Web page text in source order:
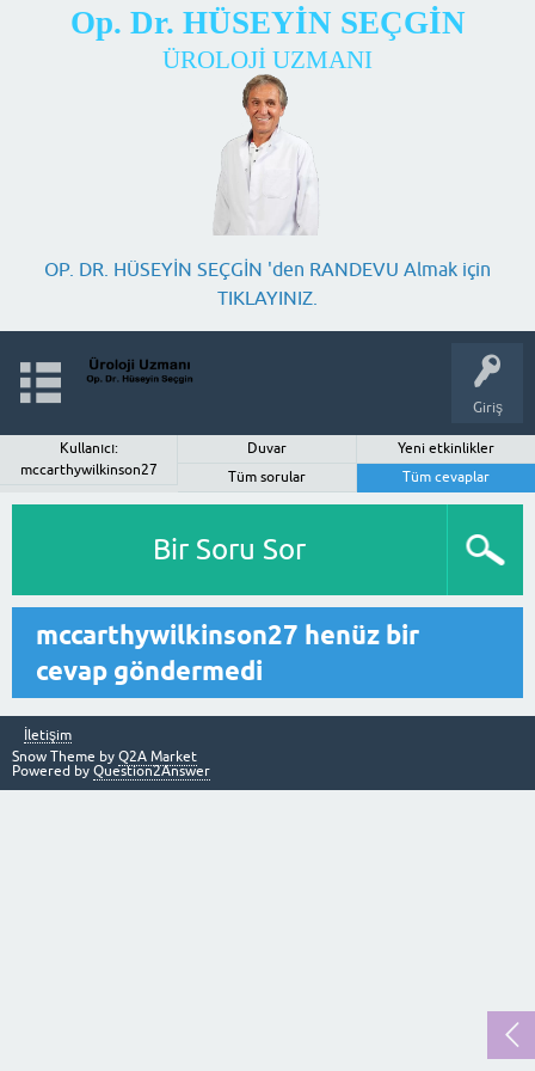
Op. Dr. HÜSEYİN SEÇGİN
ÜROLOJİ UZMANI
OP. DR. HÜSEYİN SEÇGİN 'den RANDEVU Almak için
TIKLAYINIZ.
Giriş
Kullanıcı:
mccarthywilkinson27
Duvar
Yeni etkinlikler
Tüm sorular
Tüm cevaplar
Bir Soru Sor
mccarthywilkinson27 henüz bir
cevap göndermedi
İletişim
Snow Theme by Q2A Market
Powered by Question2Answer